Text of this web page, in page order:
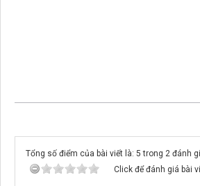
Tổng số điểm của bài viết là: 5 trong 2 đánh
Click để đánh giá bài